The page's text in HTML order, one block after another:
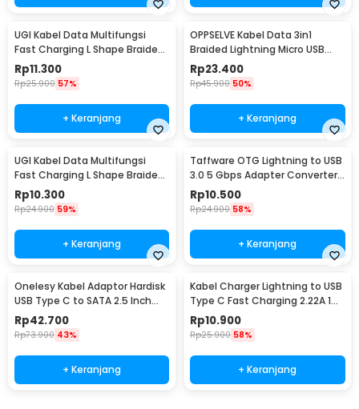
UGI Kabel Data Multifungsi
Fast Charging L Shape Braided
2A 2M USB Type C - W-009
Rp11.300
Rp25.900 57%
+ Keranjang
OPPSELVE Kabel Data 3in1
Braided Lightning Micro USB
Type C 5V 6A 1.2M - OP142
Rp23.400
Rp45.900 50%
+ Keranjang
UGI Kabel Data Multifungsi
Fast Charging L Shape Braided
5V 2A 1M USB Type C - UGI02
Rp10.300
Rp24.900 59%
+ Keranjang
Taffware OTG Lightning to USB
3.0 5 Gbps Adapter Converter
- NO14
Rp10.500
Rp24.900 58%
+ Keranjang
Onelesy Kabel Adaptor Hardisk
USB Type C to SATA 2.5 Inch
Support 5G - ONUSBC
Rp42.700
Rp73.900 43%
+ Keranjang
Kabel Charger Lightning to USB
Type C Fast Charging 2.22A 1M
- V12
Rp10.900
Rp25.900 58%
+ Keranjang